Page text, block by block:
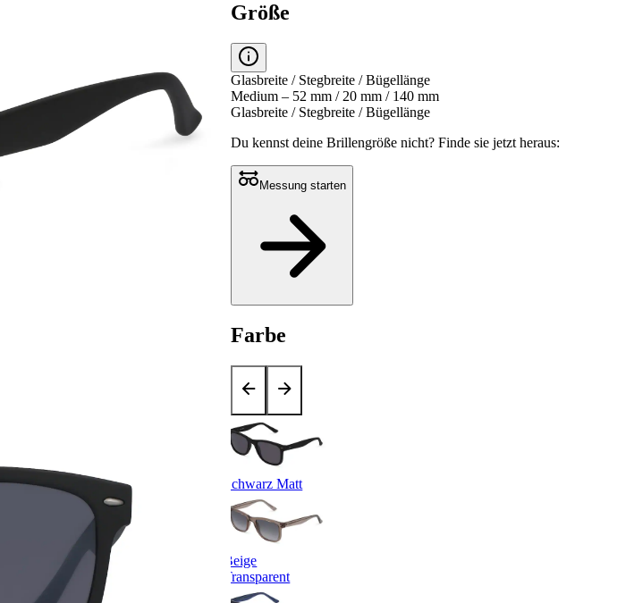
Größe
Glasbreite / Stegbreite / Bügellänge
Medium – 52 mm / 20 mm / 140 mm
Glasbreite / Stegbreite / Bügellänge
Du kennst deine Brillengröße nicht?Finde sie jetzt heraus:
Messung starten
Farbe
Schwarz Matt
Beige
Transparent